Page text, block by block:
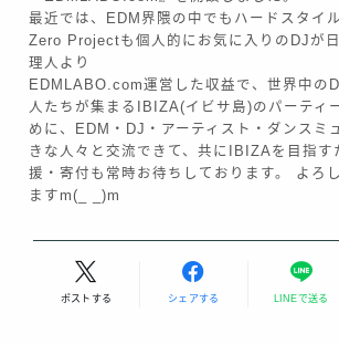
Follow Me
最近では、EDM界隈の中でもハードスタイ
Zero Projectも個人的にお気に入りのDJが
理人より
EDMLABO.com運営した収益で、世界中の
人たちが集まるIBIZA(イビサ島)のパーティ
めに、EDM・DJ・アーティスト・ダンスミ
きな人々と交流できて、共にIBIZAを目指す
援・寄付も常時お待ちしております。 よろ
ますm(_ _)m
ポストする シェアする LINEで送る